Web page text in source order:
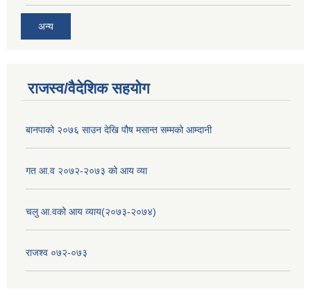
अन्य
राजस्व/वैदेशिक सहयोग
बानपाको २०७६ साउन देखि पौष मसान्त सम्मको आम्दानी
गत आ.व २०७२-२०७३ को आय व्या
चलु आ.वको आय व्याय(२०७३-२०७४)
राजश्व ०७२-०७३